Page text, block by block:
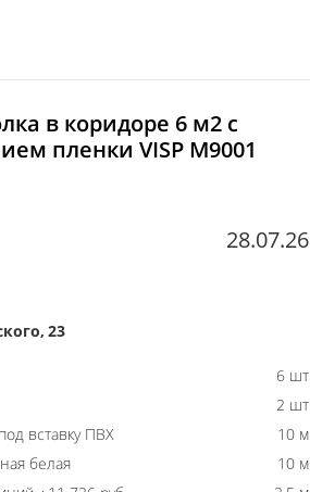
в коридоре 6 м2 с
пленки VISP M9001
28.07.26
23
6 шт
2 шт
вставку ПВХ
10 м
белая
10 м